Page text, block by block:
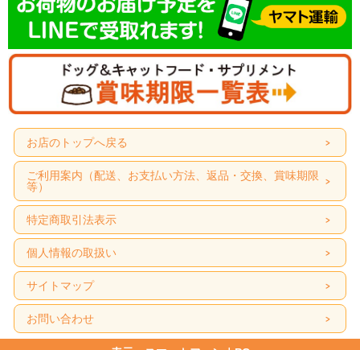
お店のトップへ戻る
ご利用案内（配送、お支払い方法、返品・交換、賞味期限
等）
特定商取引法表示
個人情報の取扱い
サイトマップ
お問い合わせ